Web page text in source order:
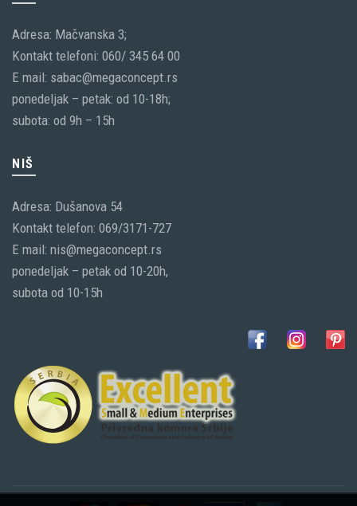
Adresa: Mačvanska 3;
Kontakt telefoni: 060/ 345 64 00
E mail: sabac@megaconcept.rs
ponedeljak – petak: od 10-18h;
subota: od 9h – 15h
NIŠ
Adresa: Dušanova 54
Kontakt telefon: 069/3171-727
E mail: nis@megaconcept.rs
ponedeljak – petak od 10-20h,
subota od 10-15h